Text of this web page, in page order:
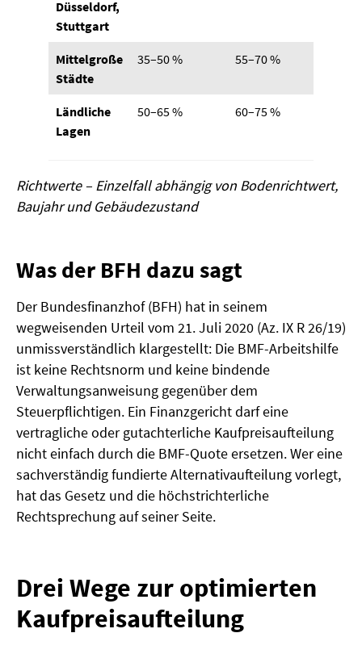
Düsseldorf,
Stuttgart
Mittelgroße
Städte
35–50 % 55–70 %
Ländliche
Lagen
50–65 % 60–75 %
Richtwerte – Einzelfall abhängig von Bodenrichtwert,
Baujahr und Gebäudezustand
Was der BFH dazu sagt
Der Bundesfinanzhof (BFH) hat in seinem
wegweisenden Urteil vom 21. Juli 2020 (Az. IX R 26/19)
unmissverständlich klargestellt: Die BMF-Arbeitshilfe
ist keine Rechtsnorm und keine bindende
Verwaltungsanweisung gegenüber dem
Steuerpflichtigen. Ein Finanzgericht darf eine
vertragliche oder gutachterliche Kaufpreisaufteilung
nicht einfach durch die BMF-Quote ersetzen. Wer eine
sachverständig fundierte Alternativaufteilung vorlegt,
hat das Gesetz und die höchstrichterliche
Rechtsprechung auf seiner Seite.
Drei Wege zur optimierten
Kaufpreisaufteilung